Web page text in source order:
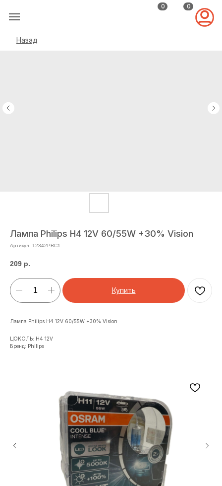
0 0
Назад
Лампа Philips H4 12V 60/55W +30% Vision
Артикул: 12342PRC1
209 р.
Купить
Лампа Philips H4 12V 60/55W +30% Vision
ЦОКОЛЬ: H4 12V
Бренд: Philips